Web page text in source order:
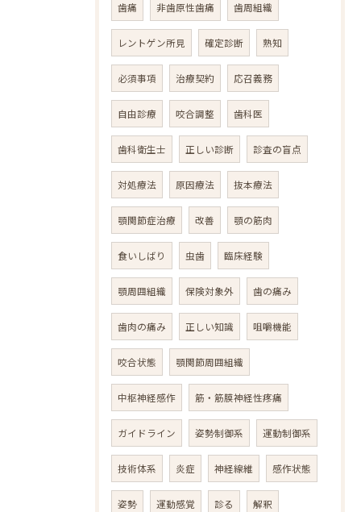
歯痛 非歯原性歯痛 歯周組織
レントゲン所見 確定診断 熟知
必須事項 治療契約 応召義務
自由診療 咬合調整 歯科医
歯科衛生士 正しい診断 診査の盲点
対処療法 原因療法 抜本療法
顎関節症治療 改善 顎の筋肉
食いしばり 虫歯 臨床経験
顎周囲組織 保険対象外 歯の痛み
歯肉の痛み 正しい知識 咀嚼機能
咬合状態 顎関節周囲組織
中枢神経感作 筋・筋膜神経性疼痛
ガイドライン 姿勢制御系 運動制御系
技術体系 炎症 神経線維 感作状態
姿勢 運動感覚 診る 解釈